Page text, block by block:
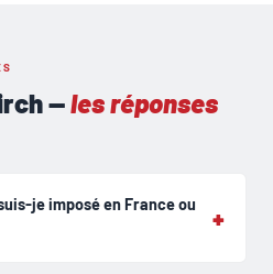
—les réponses
je imposé en France ou